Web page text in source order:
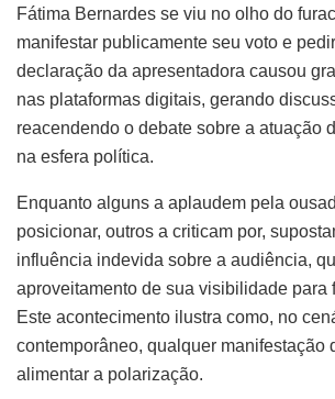
Fátima Bernardes se viu no olho do
manifestar publicamente seu voto e
declaração da apresentadora causou
nas plataformas digitais, gerando
reacendendo o debate sobre a atuação
na esfera política.
Enquanto alguns a aplaudem pela
posicionar, outros a criticam por,
influência indevida sobre a audiência,
aproveitamento de sua visibilidade para
Este acontecimento ilustra como, no
contemporâneo, qualquer manifestação
alimentar a polarização.